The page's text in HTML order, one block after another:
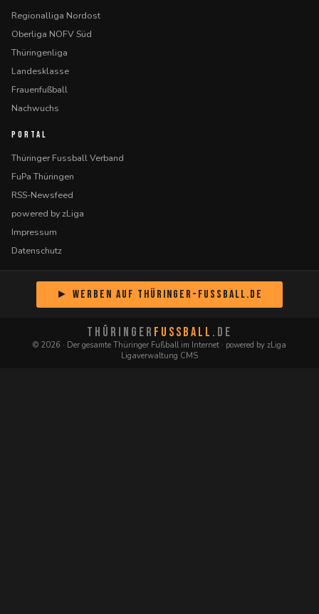
Regionalliga Nordost
Oberliga NOFV Süd
Thüringenliga
Landesklasse
Frauenfußball
Nachwuchs
PORTAL
Thüringer Fussball Verband
FuPa Thüringen
RSS-Newsfeed
powered by zLiga
Impressum
Datenschutz
► Werben auf Thüringer-Fussball.de
THÜRINGER FUSSBALL .DE
© 2026 · Der gesamte Thüringer Fußball im Internet · powered by zLiga
Ligaverwaltung CMS